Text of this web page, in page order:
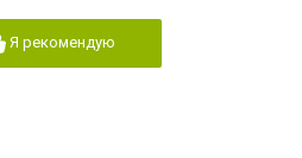
Я рекомендую